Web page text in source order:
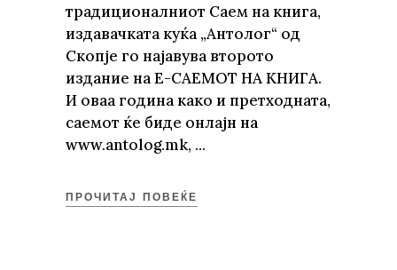
традиционалниот Саем на книга,
издавачката куќа „Антолог“ од
Скопје го најавува второто
издание на Е-САЕМОТ НА КНИГА.
И оваа година како и претходната,
саемот ќе биде онлајн на
www.antolog.mk,
ПРОЧИТАЈ ПОВЕЌЕ